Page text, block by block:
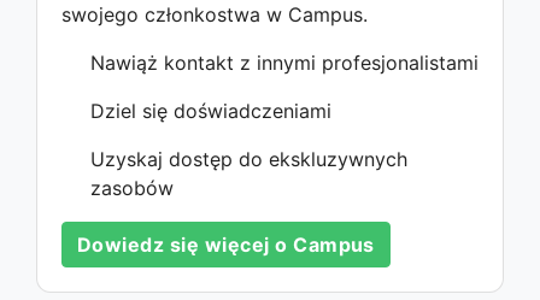
swojego członkostwa w Campus.
Nawiąż kontakt z innymi profesjonalistami
Dziel się doświadczeniami
Uzyskaj dostęp do ekskluzywnych
zasobów
Dowiedz się więcej o Campus